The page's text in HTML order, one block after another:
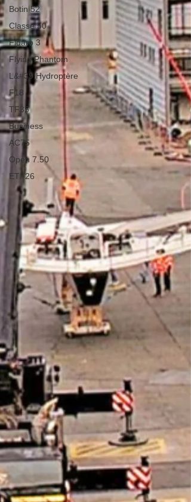
Botin 52
Classe 50
Figaro 3
Flying Phantom
L&#39;Hydroptère
F18
TF35
Business
AC75
Open 7.50
ETF26